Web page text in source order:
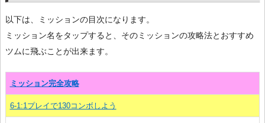
以下は、ミッションの目次になります。
ミッション名をタップすると、そのミッションの攻略法とおすすめ
ツムに飛ぶことが出来ます。
ミッション完全攻略
6-1:1プレイで130コンボしよう